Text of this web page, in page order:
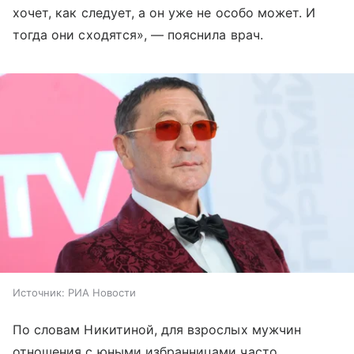
хочет, как следует, а он уже не особо может. И
тогда они сходятся», — пояснила врач.
Источник: РИА Новости
По словам Никитиной, для взрослых мужчин